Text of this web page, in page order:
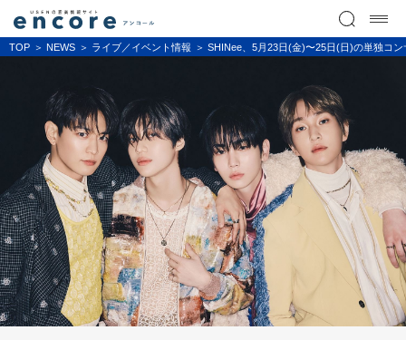
TOP NEWS ライブ／イベント情報 SHINee、5月23日(金)〜25日(日)の単独コ